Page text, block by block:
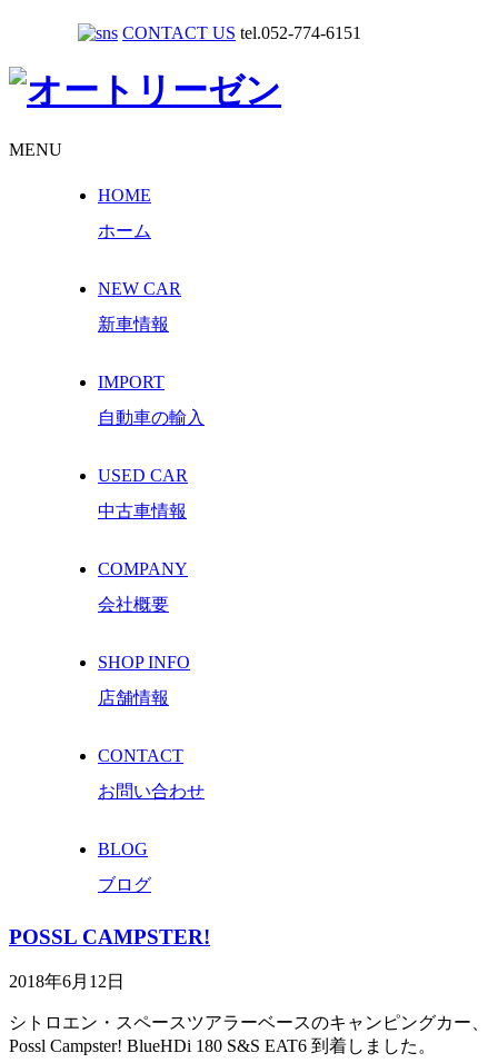
CONTACT US tel.052-774-6151
MENU
HOME
ホーム
NEW CAR
新車情報
IMPORT
自動車の輸入
USED CAR
中古車情報
COMPANY
会社概要
SHOP INFO
店舗情報
CONTACT
お問い合わせ
BLOG
ブログ
POSSL CAMPSTER!
2018年6月12日
シトロエン・スペースツアラーベースのキャンピングカー、
Possl Campster! BlueHDi 180 S&S EAT6 到着しました。